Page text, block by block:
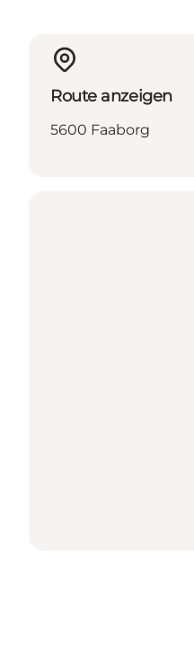
Route anzeigen
5600 Faaborg